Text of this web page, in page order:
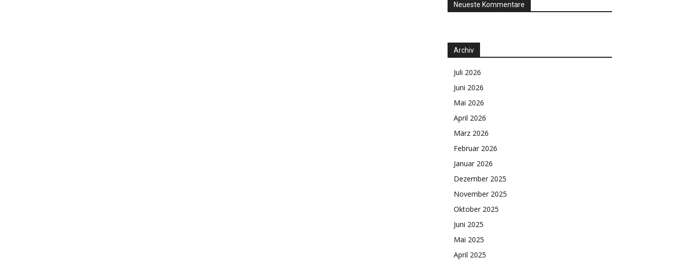
Neueste Kommentare
Archiv
Juli 2026
Juni 2026
Mai 2026
April 2026
März 2026
Februar 2026
Januar 2026
Dezember 2025
November 2025
Oktober 2025
Juni 2025
Mai 2025
April 2025